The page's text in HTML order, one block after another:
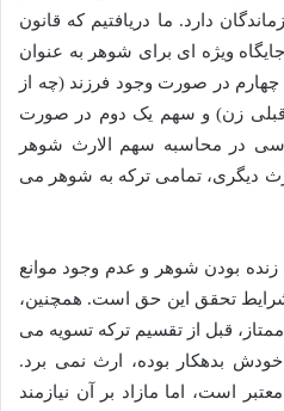
دارد. ما دریافتیم که قانون
ویژه ای برای شوهر به عنوان
در صورت وجود فرزند (چه از
قبلی زن) و سهم یک دوم در صورت
در محاسبه سهم الارث شوهر
دیگری، تمامی ترکه به شوهر می
زنده بودن شوهر و عدم وجود موانع
شرایط تحقق این حق است. همچنین،
قبل از تقسیم ترکه تسویه می
بدهکار بوده، ارث نمی برد.
است، اما مازاد بر آن نیازمند